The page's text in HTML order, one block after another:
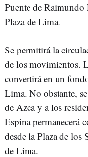
Puente de Raimundo
Plaza de Lima.
Se permitirá la
de los movimientos.
convertirá en un
Lima. No obstante,
de Azca y a los
Espina permanecerá
desde la Plaza de los
de Lima.